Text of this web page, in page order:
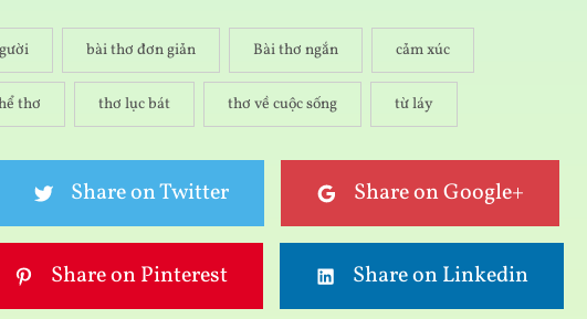
bài thơ đơn giản Bài thơ ngắn cảm xúc
thơ thơ lục bát thơ về cuộc sống từ láy
Share on Twitter Share on Google+
Share on Pinterest Share on Linkedin